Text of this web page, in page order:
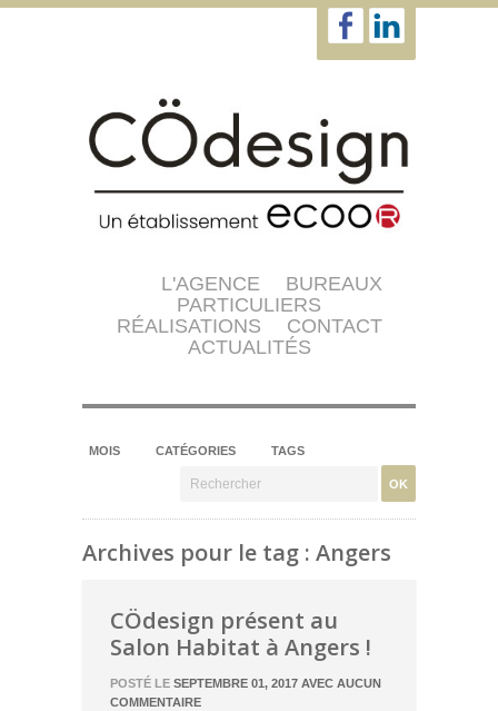
L'AGENCE
BUREAUX
PARTICULIERS
RÉALISATIONS
CONTACT
ACTUALITÉS
MOIS CATÉGORIES TAGS
Archives pour le tag : Angers
CÖdesign présent au
Salon Habitat à Angers !
POSTÉ LE SEPTEMBRE 01, 2017 AVEC AUCUN
COMMENTAIRE